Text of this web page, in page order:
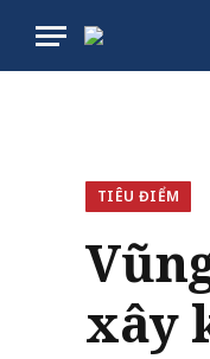
TIÊU ĐIỂM
xây